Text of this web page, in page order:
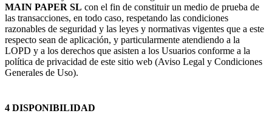
MAIN PAPER SL con el fin de constituir un medio de prueba de
las transacciones, en todo caso, respetando las condiciones
razonables de seguridad y las leyes y normativas vigentes que a este
respecto sean de aplicación, y particularmente atendiendo a la
LOPD y a los derechos que asisten a los Usuarios conforme a la
política de privacidad de este sitio web (Aviso Legal y Condiciones
Generales de Uso).
4 DISPONIBILIDAD